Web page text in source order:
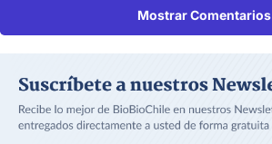
Mostrar Comentarios